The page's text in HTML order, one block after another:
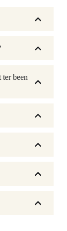
ter been